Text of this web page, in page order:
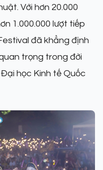
Với hơn 20.000
1.000.000 lượt tiếp
đã khẳng định
trọng trong đời
học Kinh tế Quốc